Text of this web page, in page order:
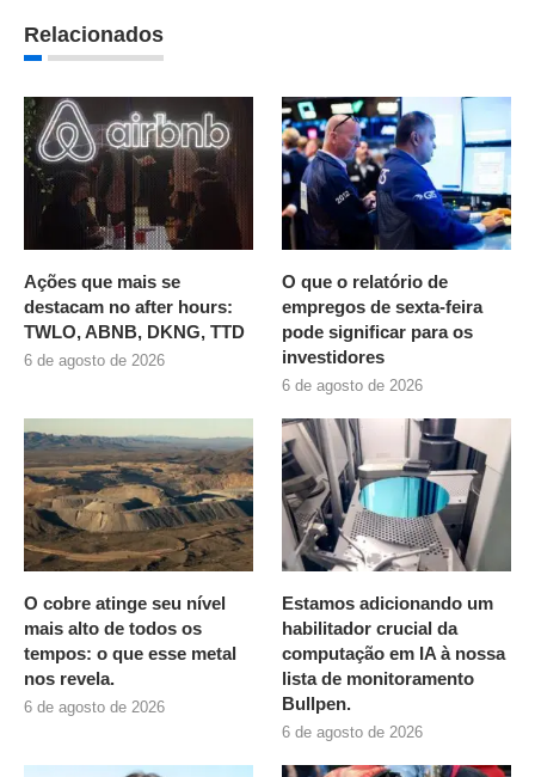
Relacionados
Ações que mais se
destacam no after hours:
TWLO, ABNB, DKNG, TTD
6 de agosto de 2026
O que o relatório de
empregos de sexta-feira
pode significar para os
investidores
6 de agosto de 2026
O cobre atinge seu nível
mais alto de todos os
tempos: o que esse metal
nos revela.
6 de agosto de 2026
Estamos adicionando um
habilitador crucial da
computação em IA à nossa
lista de monitoramento
Bullpen.
6 de agosto de 2026